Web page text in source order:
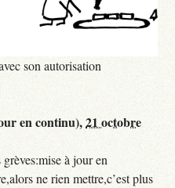
son autorisation
en continu),21 octobre
à jour en
ne rien mettre,c’est plus